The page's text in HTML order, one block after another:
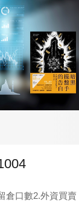
倉口數2.外資買賣